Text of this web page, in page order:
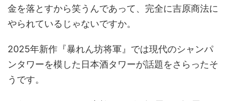
金を落とすから笑うんであって、完全に吉原商法に
やられているじゃないですか。
2025年新作『暴れん坊将軍』では現代のシャンパ
ンタワーを模した日本酒タワーが話題をさらったそ
うです。